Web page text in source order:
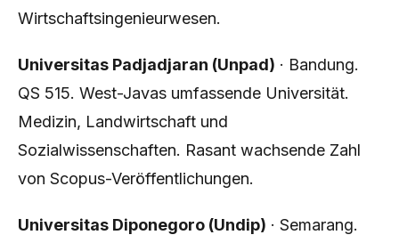
Wirtschaftsingenieurwesen.
Universitas Padjadjaran (Unpad) · Bandung.
QS 515. West-Javas umfassende Universität.
Medizin, Landwirtschaft und
Sozialwissenschaften. Rasant wachsende Zahl
von Scopus-Veröffentlichungen.
Universitas Diponegoro (Undip) · Semarang.